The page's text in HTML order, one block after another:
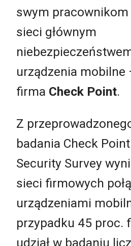
swym
sieci głównym
urządzenia mobilne
firma Check Point.
Z
badania Check
Security Survey
sieci firmowych
urządzeniami
przypadku 45 proc.
udział w badaniu